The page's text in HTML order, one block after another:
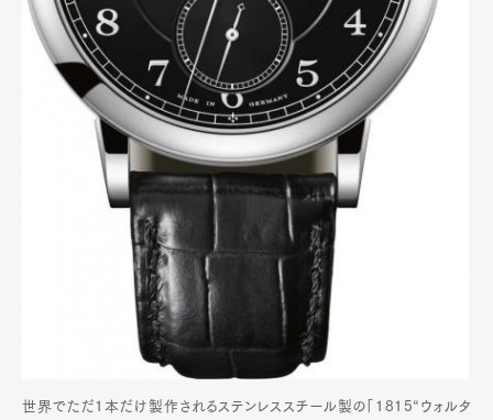
世界でただ1本だけ製作されるステンレススチール製の「1815“ウォルタ